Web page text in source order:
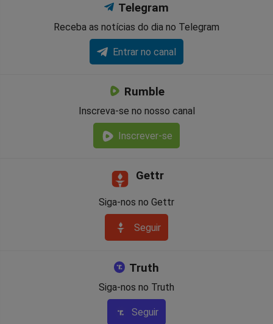
Telegram
Receba as notícias do dia no Telegram
Entrar no canal
Rumble
Inscreva-se no nosso canal
Inscrever-se
Gettr
Siga-nos no Gettr
Seguir
Truth
Siga-nos no Truth
Seguir